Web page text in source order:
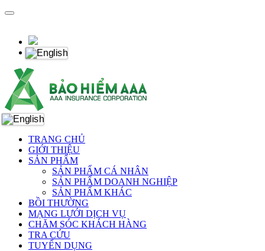
TRANG CHỦ
GIỚI THIỆU
SẢN PHẨM
SẢN PHẨM CÁ NHÂN
SẢN PHẨM DOANH NGHIỆP
SẢN PHẨM KHÁC
BỒI THƯỜNG
MẠNG LƯỚI DỊCH VỤ
CHĂM SÓC KHÁCH HÀNG
TRA CỨU
TUYỂN DỤNG